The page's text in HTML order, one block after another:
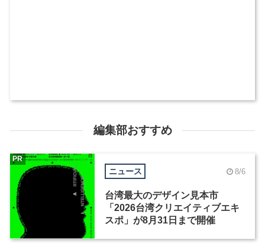
編集部おすすめ
ニュース 8/6
台湾最大のデザイン見本市
「2026台湾クリエイティブエキ
スポ」が8月31日まで開催
PR